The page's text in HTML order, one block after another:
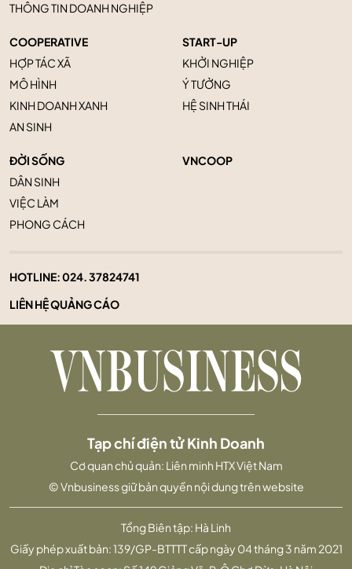
THÔNG TIN DOANH NGHIỆP
COOPERATIVE
HỢP TÁC XÃ
MÔ HÌNH
KINH DOANH XANH
AN SINH
START-UP
KHỞI NGHIỆP
Ý TƯỞNG
HỆ SINH THÁI
ĐỜI SỐNG
DÂN SINH
VIỆC LÀM
PHONG CÁCH
VNCOOP
HOTLINE:024. 37824741
LIÊN HỆ QUẢNG CÁO
Tổng Biên tập: Hà Linh
Giấy phép xuất bản: 139/GP-BTTTT cấp ngày 04 tháng 3 năm 2021
Tạp chí điện tử Kinh Doanh
Cơ quan chủ quản: Liên minh HTX Việt Nam
© Vnbusiness giữ bản quyền nội dung trên website